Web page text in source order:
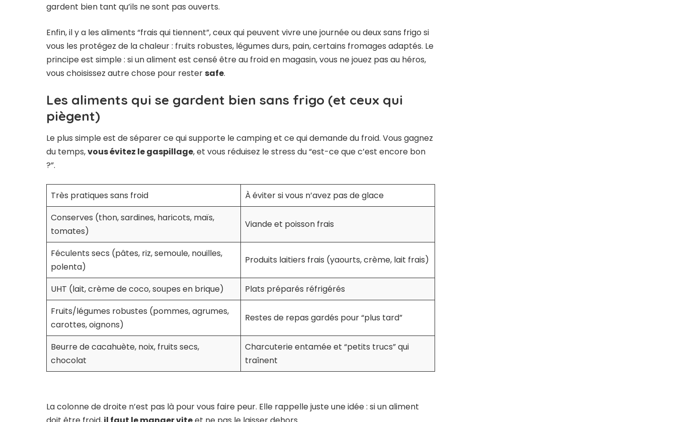
gardent bien tant qu’ils ne sont pas ouverts.
Enfin, il y a les aliments “frais qui tiennent”, ceux qui peuvent vivre une journée ou deux sans frigo si
vous les protégez de la chaleur : fruits robustes, légumes durs, pain, certains fromages adaptés. Le
principe est simple : si un aliment est censé être au froid en magasin, vous ne jouez pas au héros,
vous choisissez autre chose pour restersafe.
Les aliments qui se gardent bien sans frigo (et ceux qui
piègent)
Le plus simple est de séparer ce qui supporte le camping et ce qui demande du froid. Vous gagnez
du temps,vous évitez le gaspillage, et vous réduisez le stress du “est-ce que c’est encore bon
?”.
Très pratiques sans froid
À éviter si vous n’avez pas de glace
Conserves (thon, sardines, haricots, maïs,
tomates)
Viande et poisson frais
Féculents secs (pâtes, riz, semoule, nouilles,
polenta)
Produits laitiers frais (yaourts, crème, lait frais)
UHT (lait, crème de coco, soupes en brique)
Plats préparés réfrigérés
Fruits/légumes robustes (pommes, agrumes,
carottes, oignons)
Restes de repas gardés pour “plus tard”
Beurre de cacahuète, noix, fruits secs,
chocolat
Charcuterie entamée et “petits trucs” qui
traînent
La colonne de droite n’est pas là pour vous faire peur. Elle rappelle juste une idée : si un aliment